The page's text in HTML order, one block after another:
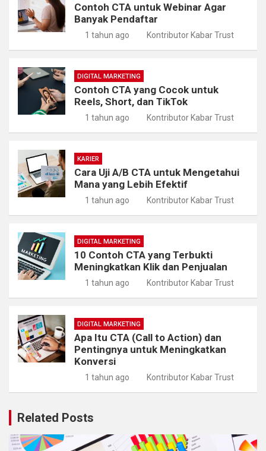
Contoh CTA untuk Webinar Agar
Banyak Pendaftar
1 tahun ago Kontributor Kabar Trust
DIGITAL MARKETING
Contoh CTA yang Cocok untuk
Reels, Short, dan TikTok
1 tahun ago Kontributor Kabar Trust
KARIER
Cara Uji A/B CTA untuk Mengetahui
Mana yang Lebih Efektif
1 tahun ago Kontributor Kabar Trust
DIGITAL MARKETING
10 Contoh CTA yang Terbukti
Meningkatkan Klik dan Penjualan
1 tahun ago Kontributor Kabar Trust
DIGITAL MARKETING
Apa Itu CTA (Call to Action) dan
Pentingnya untuk Meningkatkan
Konversi
1 tahun ago Kontributor Kabar Trust
Related Posts